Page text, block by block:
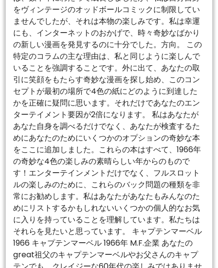
をヴィンテージのオッドボールコミックに制限してい
ませんでしたが、それは本物の楽しみです。私は幸運
にも、インターネットのおかげで、時々奇妙なばかり
の新しい漫画を発見するのに十分でした。方向。 この
特定のコラムの主な理由は、私と同じように楽しんで
いることを強調することです。外に出て、あなたの取
引に笑顔をもたらす奇妙な漫画を探し始め、このコン
セプトが最初の場所で4色の紙にどのように到達した
かを正確に疑問に思います。それだけであなたのエン
ターテイメント要因が2倍になります。 私はあなたが
あなた自身を調べるだけでなく、あなたが検査するた
めにあなたのためにいくつかのオプションの奇妙な本
をここに追加しました。これらの本はすべて、1966年
の奇妙な4色の楽しみの素晴らしい年からのもので
す！エンターテインメントだけでなく、フルスロット
ルの楽しみのために、これらのバック問題の種類を非
常にお勧めします。私はあなたがあなたもみんなのた
めにリストするかもしれないいくつかの個人的なお気
に入りを持っていることを理解しています。私たちは
それらを見たいと思っています。 キャプテンマーベル
1966 キャプテンマーベル 1966年 M.F.企業 あなたの
great祖父のキャプテンマーベルやお父さんのキャプ